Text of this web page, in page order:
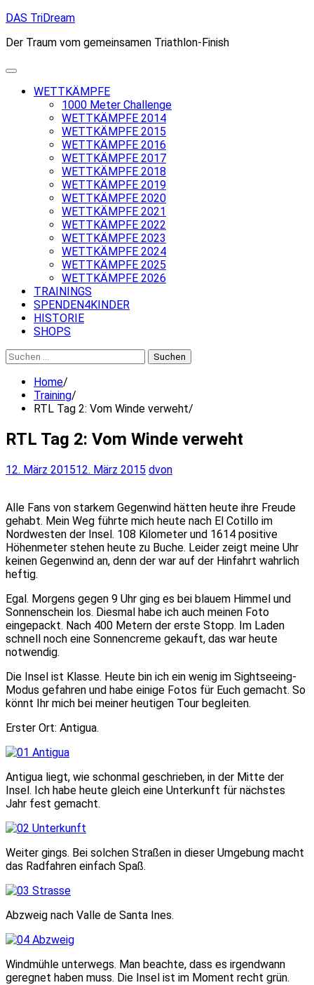
Skip
content
DAS TriDream
Der Traum vom gemeinsamen Triathlon-Finish
WETTKÄMPFE
1000 Meter Challenge
WETTKÄMPFE 2014
WETTKÄMPFE 2015
WETTKÄMPFE 2016
WETTKÄMPFE 2017
WETTKÄMPFE 2018
WETTKÄMPFE 2019
WETTKÄMPFE 2020
WETTKÄMPFE 2021
WETTKÄMPFE 2022
WETTKÄMPFE 2023
WETTKÄMPFE 2024
WETTKÄMPFE 2025
WETTKÄMPFE 2026
TRAININGS
SPENDEN4KINDER
HISTORIE
SHOPS
Suchen
nach:
Home
Training
RTL Tag 2: Vom Winde verweht
RTL Tag 2: Vom Winde verweht
12. März 201512. März 2015 dvon
Alle Fans von starkem Gegenwind hätten heute ihre Freude
gehabt. Mein Weg führte mich heute nach El Cotillo im
Nordwesten der Insel. 108 Kilometer und 1614 positive
Höhenmeter stehen heute zu Buche. Leider zeigt meine Uhr
keinen Gegenwind an, denn der war auf der Hinfahrt wahrlich
heftig.
Egal. Morgens gegen 9 Uhr ging es bei blauem Himmel und
Sonnenschein los. Diesmal habe ich auch meinen Foto
eingepackt. Nach 400 Metern der erste Stopp. Im Laden
schnell noch eine Sonnencreme gekauft, das war heute
notwendig.
Die Insel ist Klasse. Heute bin ich ein wenig im Sightseeing-
Modus gefahren und habe einige Fotos für Euch gemacht. So
könnt Ihr mich bei meiner heutigen Tour begleiten.
Erster Ort: Antigua.
Antigua liegt, wie schonmal geschrieben, in der Mitte der
Insel. Ich habe heute gleich eine Unterkunft für nächstes
Jahr fest gemacht.
Weiter gings. Bei solchen Straßen in dieser Umgebung macht
das Radfahren einfach Spaß.
Abzweig nach Valle de Santa Ines.
Windmühle unterwegs. Man beachte, dass es irgendwann
geregnet haben muss. Die Insel ist im Moment recht grün.